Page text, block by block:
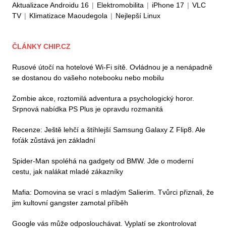
Aktualizace Androidu 16 | Elektromobilita | iPhone 17 | VLC
TV | Klimatizace Maoudegola | Nejlepší Linux
ČLÁNKY CHIP.CZ
Rusové útočí na hotelové Wi-Fi sítě. Ovládnou je a nenápadně
se dostanou do vašeho notebooku nebo mobilu
Zombie akce, roztomilá adventura a psychologický horor.
Srpnová nabídka PS Plus je opravdu rozmanitá
Recenze: Ještě lehčí a štíhlejší Samsung Galaxy Z Flip8. Ale
foťák zůstává jen základní
Spider-Man spoléhá na gadgety od BMW. Jde o moderní
cestu, jak nalákat mladé zákazníky
Mafia: Domovina se vrací s mladým Salierim. Tvůrci přiznali, že
jim kultovní gangster zamotal příběh
Google vás může odposlouchávat. Vyplatí se zkontrolovat